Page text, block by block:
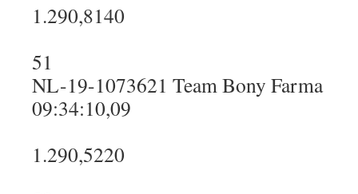
1.290,8140
51
NL-19-1073621 Team Bony Farma
09:34:10,09
1.290,5220